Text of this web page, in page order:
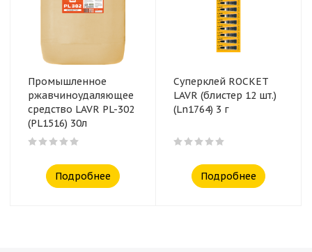
Промышленное
ржавчиноудаляющее
средство LAVR PL-302
(PL1516) 30л
Подробнее
Суперклей ROCKET
LAVR (блистер 12 шт.)
(Ln1764) 3 г
Подробнее